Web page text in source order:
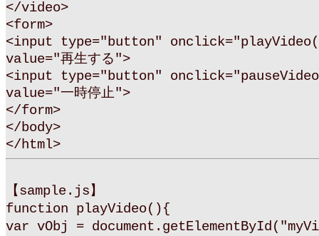
</video>
<form>
<input type="button"
value="再生する">
<input type="button"
value="一時停止">
</form>
</body>
</html>
【sample.js】
function playVideo(){
var vObj =